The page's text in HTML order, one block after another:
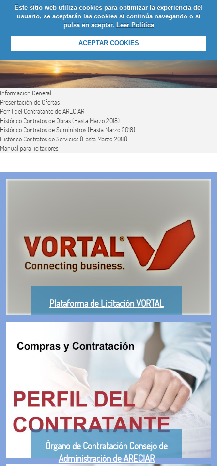
Este sitio web utiliza cookies para optimizar la experiencia del
usuario, se aceptarán las cookies si continúa navegando o si
pulsa en aceptar. Leer Política
ACEPTAR COOKIES
LOGIN
Informacion General
Presentación de Ofertas
Perfil del Contratante de ARECIAR
Histórico Contratos de Obras (Hasta Marzo 2018)
Histórico Contratos de Suministros (Hasta Marzo 2018)
Histórico Contratos de Servicios (Hasta Marzo 2018)
Manual para licitadores
Plataforma de Licitación VORTAL
Órgano de Contratación Consejo de
Administración de ARECIAR